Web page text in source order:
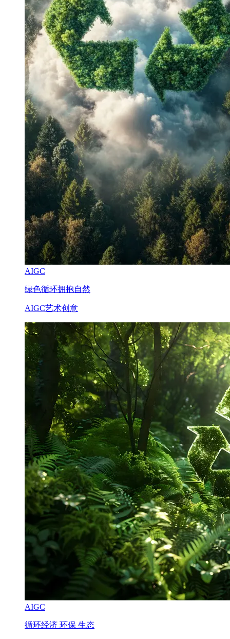
AIGC
绿色循环拥抱自然
AIGC艺术创意
AIGC
循环经济 环保 生态